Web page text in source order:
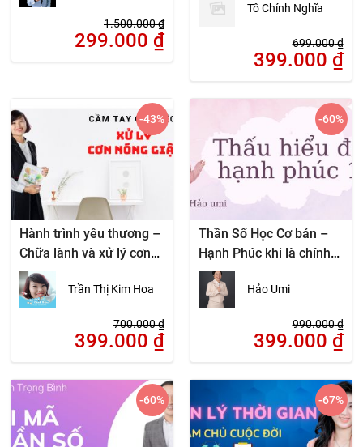
1.500.000₫
299.000 ₫
hạnh phúcTô Chính Nghĩa
699.000₫
399.000 ₫
Hành trình yêu thương –
Chữa lành và xử lý cơn
nóng giận
Trần Thị Kim Hoa
700.000₫
399.000 ₫
-43%
Thần Số Học Cơ bản –
Hạnh Phúc khi là chính
mình
Hảo Umi
990.000₫
399.000 ₫
-60%
-60% -67%